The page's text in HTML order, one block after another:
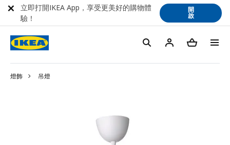
燈飾 吊燈
立即打開IKEA App，享受更美好的購物體
驗！
開
啟